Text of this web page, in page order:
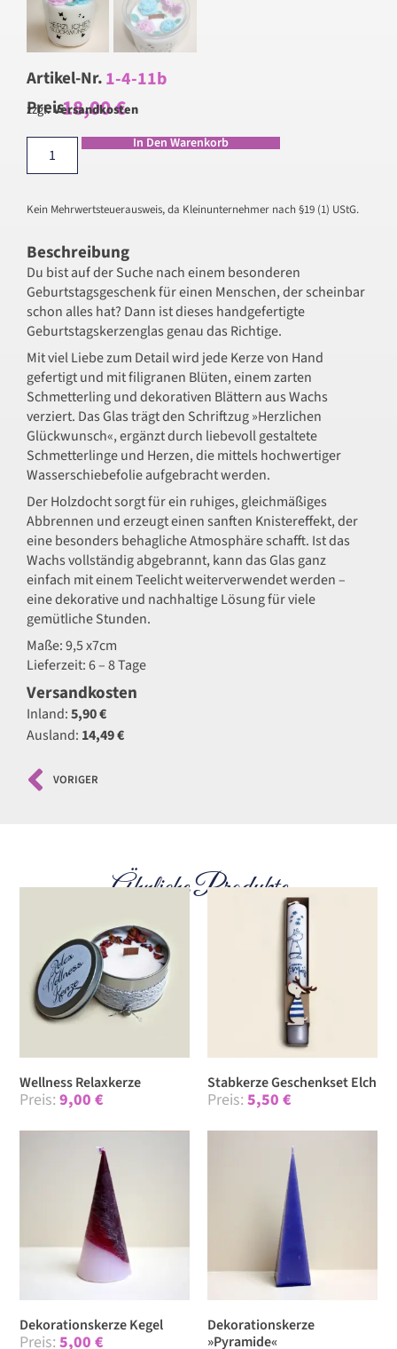
Artikel-Nr.1-4-11b
Preis18,00€
zzgl.Versandkosten
In Den Warenkorb
Kein Mehrwertsteuerausweis, da Kleinunternehmer nach §19 (1) UStG.
Beschreibung
Du bist auf der Suche nach einem besonderen
Geburtstagsgeschenk für einen Menschen, der scheinbar
schon alles hat? Dann ist dieses handgefertigte
Geburtstagskerzenglas genau das Richtige.
Mit viel Liebe zum Detail wird jede Kerze von Hand
gefertigt und mit filigranen Blüten, einem zarten
Schmetterling und dekorativen Blättern aus Wachs
verziert. Das Glas trägt den Schriftzug »Herzlichen
Glückwunsch«, ergänzt durch liebevoll gestaltete
Schmetterlinge und Herzen, die mittels hochwertiger
Wasserschiebefolie aufgebracht werden.
Der Holzdocht sorgt für ein ruhiges, gleichmäßiges
Abbrennen und erzeugt einen sanften Knistereffekt, der
eine besonders behagliche Atmosphäre schafft. Ist das
Wachs vollständig abgebrannt, kann das Glas ganz
einfach mit einem Teelicht weiterverwendet werden –
eine dekorative und nachhaltige Lösung für viele
gemütliche Stunden.
Maße: 9,5 x7cm
Lieferzeit: 6 – 8 Tage
Versandkosten
Inland:5,90 €
Ausland: 14,49 €
VORIGER
Ähnliche Produkte
Wellness Relaxkerze
9,00€
Stabkerze Geschenkset Elch
5,50 €
Dekorationskerze Kegel
5,00€
Dekorationskerze
»Pyramide«